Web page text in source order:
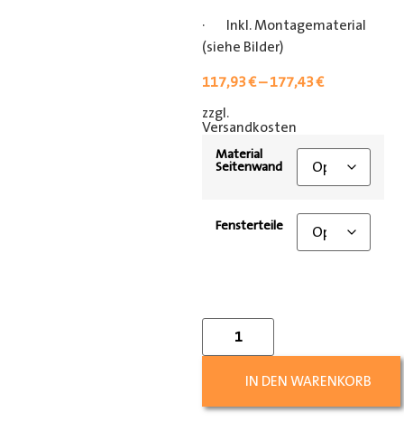
· Inkl. Montagematerial
(siehe Bilder)
117,93€–177,43€
zzgl.
Versandkosten
Material
Seitenwand
Fensterteile
IN DEN WARENKORB